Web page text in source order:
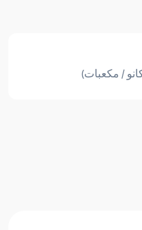
/ مكعبات)